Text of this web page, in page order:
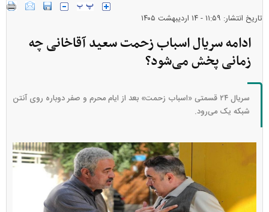
تاریخ انتشار: ۱۱:۵۹ - ۱۴ ارديبهشت ۱۴۰۵
ادامه سریال اسباب زحمت سعید آقاخانی چه
زمانی پخش می‌شود؟
سریال ۲۴ قسمتی «اسباب زحمت» بعد از ایام محرم و صفر دوباره روی آنتن
شبکه یک می‌رود.